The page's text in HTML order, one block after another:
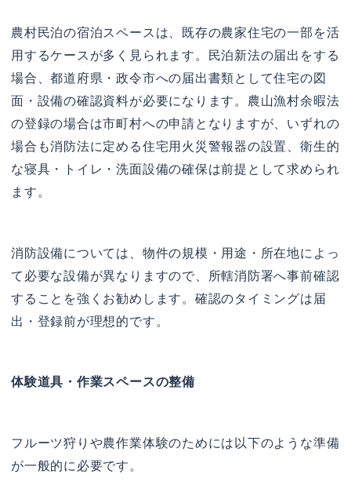
農村民泊の宿泊スペースは、既存の農家住宅の一部を活
用するケースが多く見られます。民泊新法の届出をする
場合、都道府県・政令市への届出書類として住宅の図
面・設備の確認資料が必要になります。農山漁村余暇法
の登録の場合は市町村への申請となりますが、いずれの
場合も消防法に定める住宅用火災警報器の設置、衛生的
な寝具・トイレ・洗面設備の確保は前提として求められ
ます。
消防設備については、物件の規模・用途・所在地によっ
て必要な設備が異なりますので、所轄消防署へ事前確認
することを強くお勧めします。確認のタイミングは届
出・登録前が理想的です。
体験道具・作業スペースの整備
フルーツ狩りや農作業体験のためには以下のような準備
が一般的に必要です。